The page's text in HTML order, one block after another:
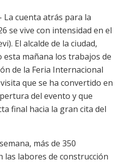
La cuenta atrás para la
se vive con intensidad en el
El alcalde de la ciudad,
esta mañana los trabajos de
de la Feria Internacional
que se ha convertido en
del evento y que
final hacia la gran cita del
más de 350
labores de construcción